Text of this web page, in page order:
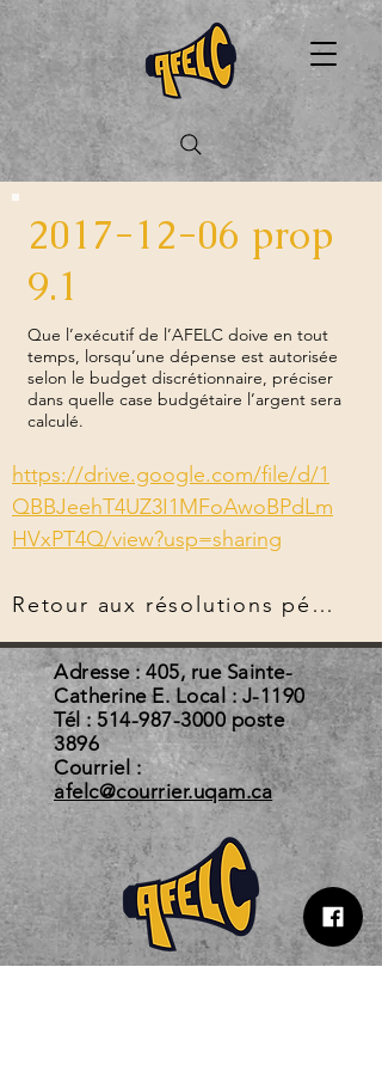
2017-12-06 prop
9.1
Que l’exécutif de l’AFELC doive en tout
temps, lorsqu’une dépense est autorisée
selon le budget discrétionnaire, préciser
dans quelle case budgétaire l’argent sera
calculé.
https://drive.google.com/file/d/1
QBBJeehT4UZ3I1MFoAwoBPdLm
HVxPT4Q/view?usp=sharing
Retour aux résolutions pérennes
Adresse : 405, rue Sainte-
Catherine E. Local : J-1190
Tél :514-987-3000poste
3896
Courriel :
afelc@courrier.uqam.ca